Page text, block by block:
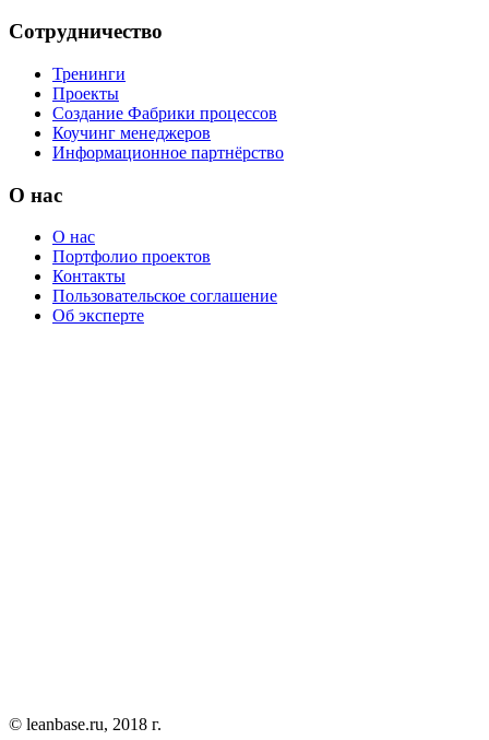
Сотрудничество
Тренинги
Проекты
Создание Фабрики процессов
Коучинг менеджеров
Информационное партнёрство
О нас
О нас
Портфолио проектов
Контакты
Пользовательское соглашение
Об эксперте
© leanbase.ru, 2018 г.